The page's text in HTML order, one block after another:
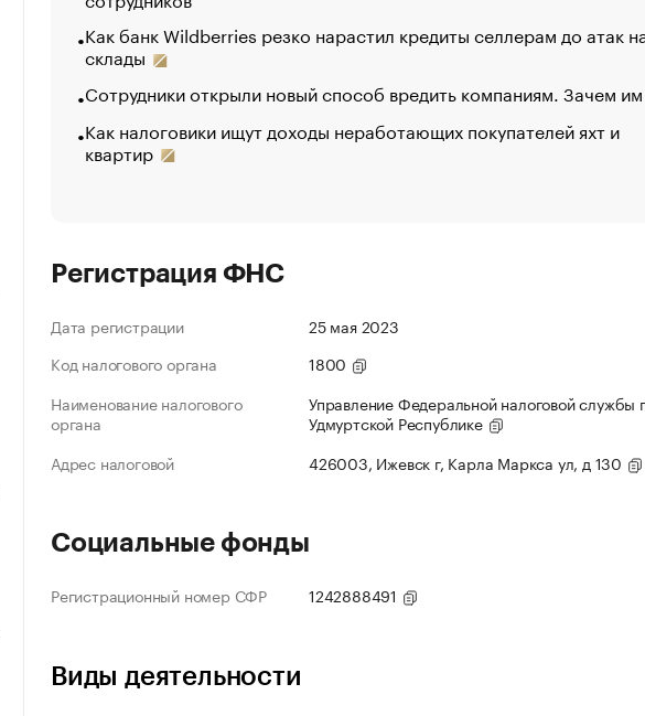
Как банк Wildberries резко нарастил кредиты селлерам до атак
склады
Сотрудники открыли новый способ вредить компаниям. Зачем
Как налоговики ищут доходы неработающих покупателей яхт и
квартир
Регистрация ФНС
Дата регистрации
25 мая 2023
Код налогового органа
1800
Наименование налогового
органа
Управление Федеральной налоговой службы
Удмуртской Республике
Адрес налоговой
426003, Ижевск г, Карла Маркса ул, д 130
Социальные фонды
Регистрационный номер СФР 1242888491
Виды деятельности